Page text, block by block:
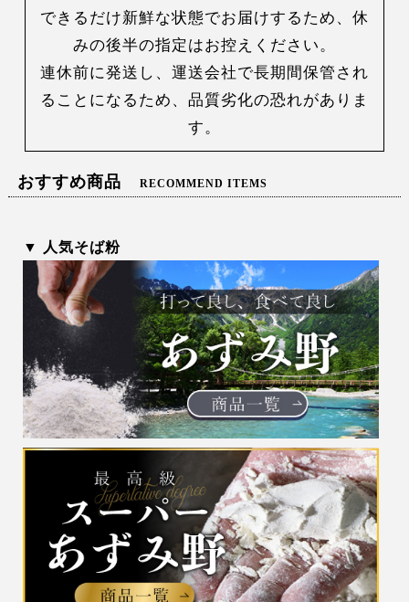
できるだけ新鮮な状態でお届けするため、休
みの後半の指定はお控えください。
連休前に発送し、運送会社で長期間保管され
ることになるため、品質劣化の恐れがありま
す。
おすすめ商品 RECOMMEND ITEMS
▼ 人気そば粉